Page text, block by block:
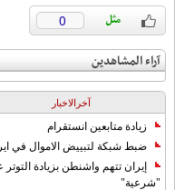
0
آراء المشاهدين
آخرالاخبار
زيادة متابعين انستقرام
ضبط شبكة لتبييض الاموال في
إيران تتهم واشنطن بزيادة
"شرعية"